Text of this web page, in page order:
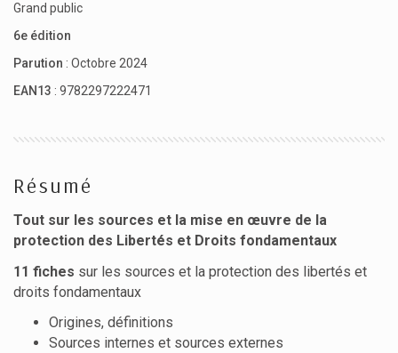
Grand public
6e édition
Parution : Octobre 2024
EAN13 : 9782297222471
Résumé
Tout sur les sources et la mise en œuvre de la
protection des Libertés et Droits fondamentaux
11 fiches sur les sources et la protection des libertés et
droits fondamentaux
Origines, définitions
Sources internes et sources externes